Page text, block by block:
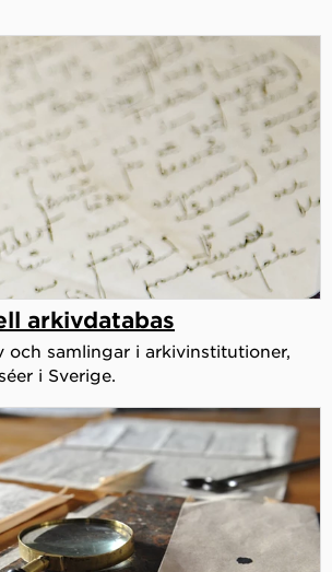
arkivdatabas
och samlingar i arkivinstitutioner,
i Sverige.